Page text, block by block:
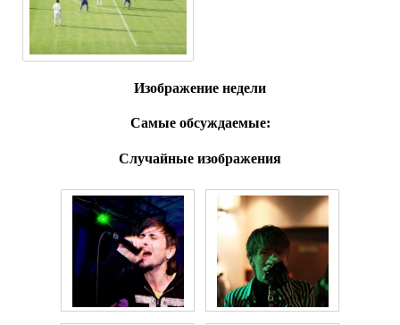
Изображение недели
Самые обсуждаемые:
Случайные изображения